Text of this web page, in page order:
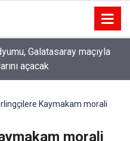
Galatasaray maçıyla
açacak
Kaymakam morali
morali